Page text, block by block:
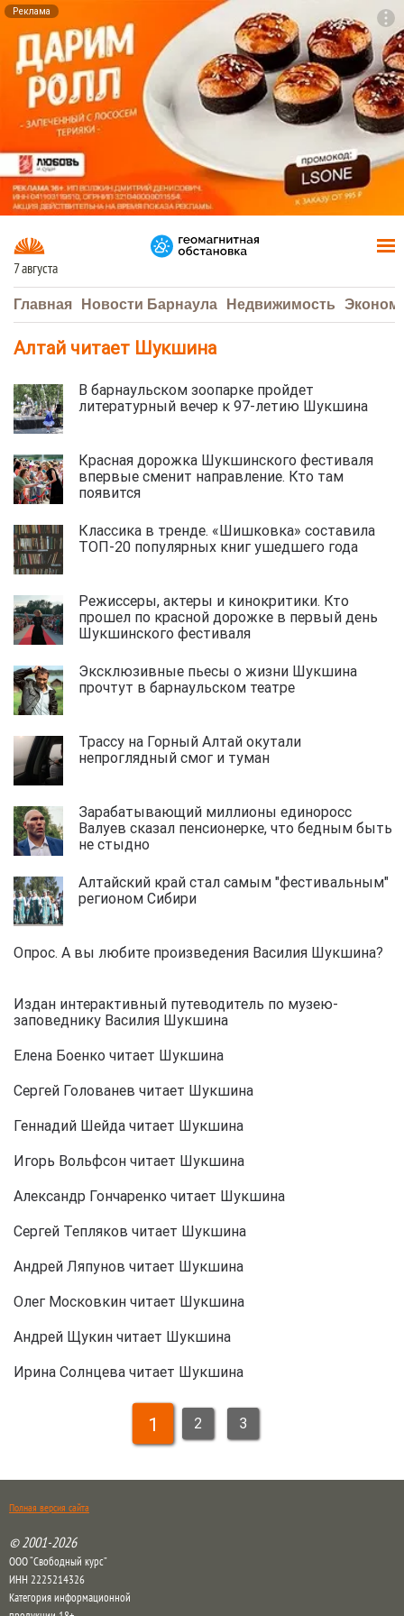
Реклама
7 августа
Главная Новости Барнаула Недвижимость
Алтай читает Шукшина
В барнаульском зоопарке пройдет
литературный вечер к 97-летию Шукшина
Красная дорожка Шукшинского фестиваля
впервые сменит направление. Кто там
появится
Классика в тренде. «Шишковка» составила
ТОП-20 популярных книг ушедшего года
Режиссеры, актеры и кинокритики. Кто
прошел по красной дорожке в первый день
Шукшинского фестиваля
Эксклюзивные пьесы о жизни Шукшина
прочтут в барнаульском театре
Трассу на Горный Алтай окутали
непроглядный смог и туман
Зарабатывающий миллионы единоросс
Валуев сказал пенсионерке, что бедным быть
не стыдно
Алтайский край стал самым "фестивальным"
регионом Сибири
Опрос. А вы любите произведения Василия Шукшина?
Издан интерактивный путеводитель по музею-
заповеднику Василия Шукшина
Елена Боенко читает Шукшина
Сергей Голованев читает Шукшина
Геннадий Шейда читает Шукшина
Игорь Вольфсон читает Шукшина
Александр Гончаренко читает Шукшина
Сергей Тепляков читает Шукшина
Андрей Ляпунов читает Шукшина
Олег Московкин читает Шукшина
Андрей Щукин читает Шукшина
Ирина Солнцева читает Шукшина
1 2 3
Полная версия сайта
© 2001-2026
ООО “Свободный курс”
ИНН 2225214326
Категория информационной